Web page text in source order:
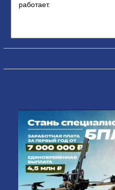
работает.